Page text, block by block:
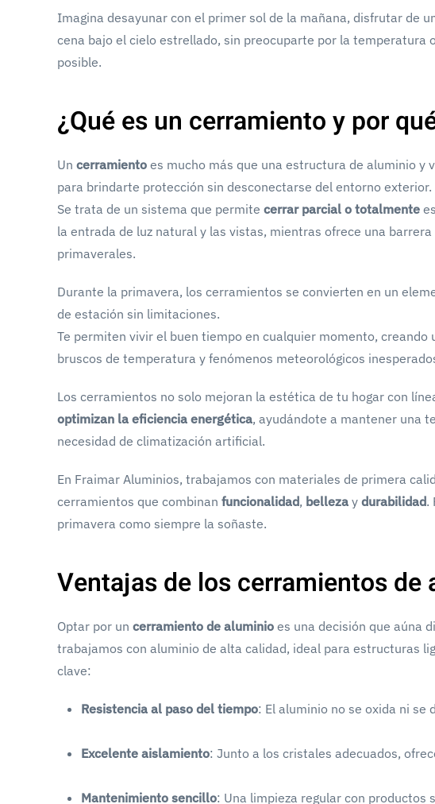
Imagina desayunar con el primer sol de la mañana, disfrutar de
cena bajo el cielo estrellado, sin preocuparte por la temperatura
posible.
¿Qué es un cerramiento y por
Un cerramiento es mucho más que una estructura de aluminio y
para brindarte protección sin desconectarse del entorno exterior.
Se trata de un sistema que permite cerrar parcial o totalmente
la entrada de luz natural y las vistas, mientras ofrece una
primaverales.
Durante la primavera, los cerramientos se convierten en un
de estación sin limitaciones.
Te permiten vivir el buen tiempo en cualquier momento,
bruscos de temperatura y fenómenos meteorológicos
Los cerramientos no solo mejoran la estética de tu hogar con
optimizan la eficiencia energética, ayudándote a mantener una
necesidad de climatización artificial.
En Fraimar Aluminios, trabajamos con materiales de primera
cerramientos que combinan funcionalidad, belleza y durabilidad.
primavera como siempre la soñaste.
Ventajas de los cerramientos de
Optar por un cerramiento de aluminio es una decisión que aúna
trabajamos con aluminio de alta calidad, ideal para estructuras
clave:
Resistencia al paso del tiempo: El aluminio no se oxida ni se
Excelente aislamiento: Junto a los cristales adecuados,
Mantenimiento sencillo: Una limpieza regular con productos